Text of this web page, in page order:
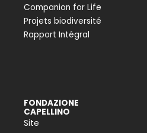
Companion for Life
Projets biodiversité
Rapport Intégral
FONDAZIONE
CAPELLINO
Site